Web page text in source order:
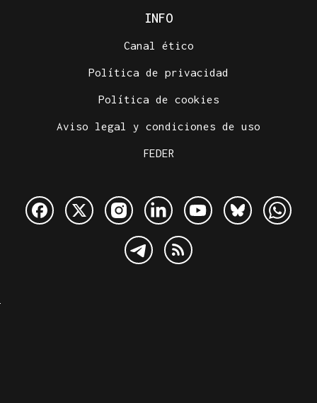
INFO
Canal ético
Política de privacidad
Política de cookies
Aviso legal y condiciones de uso
FEDER